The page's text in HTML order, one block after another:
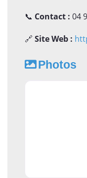
📞 Contact : 04
🔗 Site Web :
Photos